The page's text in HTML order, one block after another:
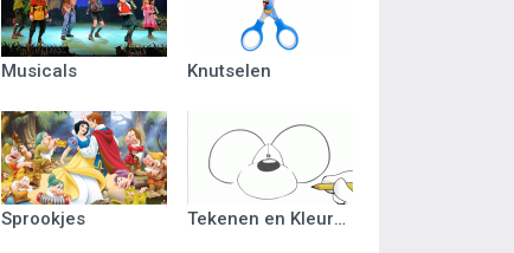
Musicals Knutselen
Sprookjes Tekenen en Kleuren